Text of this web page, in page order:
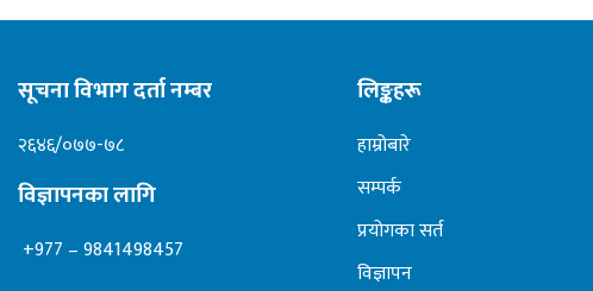
सूचना विभाग दर्ता नम्बर
२६४६/०७७-७८
विज्ञापनका लागि
+977 – 9841498457
लिङ्कहरू
हाम्रोबारे
सम्पर्क
प्रयोगका सर्त
विज्ञापन